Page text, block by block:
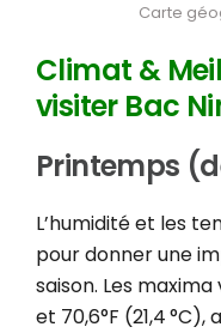
Carte
Climat &
visiter Bac
Printemps
L’humidité et les
pour donner une
saison. Les
et 70,6°F (21,4